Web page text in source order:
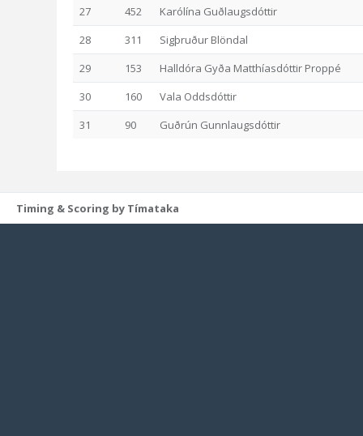
27
452
Karólína Guðlaugsdóttir
28
311
Sigþruður Blöndal
29
153
Halldóra Gyða Matthíasdóttir Proppé
30
160
Vala Oddsdóttir
31
90 Guðrún Gunnlaugsdóttir
Timing & Scoring by Tímataka